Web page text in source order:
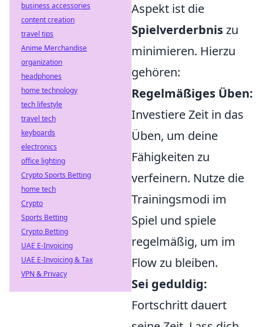
Aspekt ist die
Spielverderbniszu
minimieren. Hierzu
gehören:
Regelmäßiges Üben:
Investiere Zeit in das
Üben, um deine
Fähigkeiten zu
verfeinern. Nutze die
Trainingsmodi im
Spiel und spiele
regelmäßig, um im
Flow zu bleiben.
Sei geduldig:
Fortschritt dauert
business accessories
content creation
travel tips
Anime Merchandise
organization
headphones
home technology
tech lifestyle
travel tech
keyboards
electronics
office lighting
Crypto Sports Betting
home tech
Crypto
Sports Betting
Crypto Betting
UAE E-Invoicing
UAE E-Invoicing & Tax
VPN & Privacy